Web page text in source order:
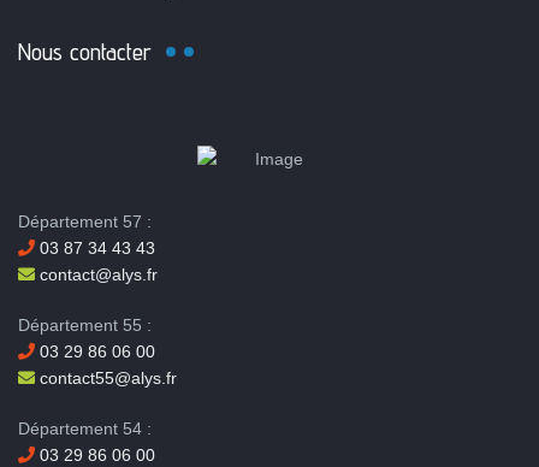
Nous contacter
Département 57 :
03 87 34 43 43
contact@alys.fr
Département 55 :
03 29 86 06 00
contact55@alys.fr
Département 54 :
03 29 86 06 00